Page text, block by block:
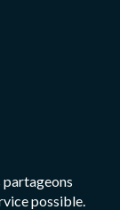
partageons
possible.